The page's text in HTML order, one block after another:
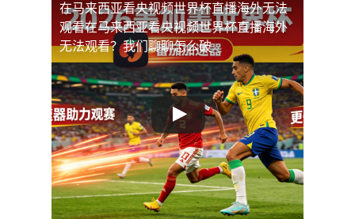
在马来西亚看央视频世界杯直播海外无法
观看在马来西亚看央视频世界杯直播海外
无法观看？我们聊聊怎么破